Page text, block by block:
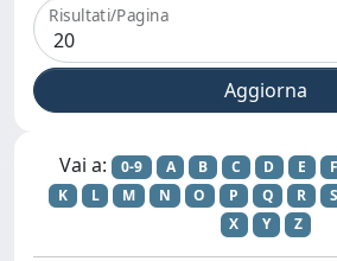
Risultati/Pagina
Vai a: 0-9 A B C D E F
K
L M N O P Q R S
X
Y Z